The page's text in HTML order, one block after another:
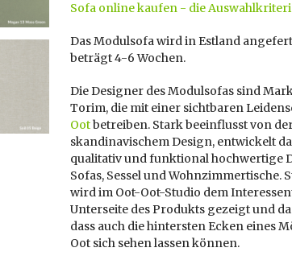
Sofa online kaufen - die
Das Modulsofa wird in Estland
beträgt 4-6 Wochen.
Die Designer des Modulsofas sind
Torim, die mit einer sichtbaren
Ootbetreiben. Stark beeinflusst von
skandinavischem Design, entwickelt
qualitativ und funktional hochwertige
Sofas, Sessel und Wohnzimmertische.
wird im Oot-Oot-Studio dem
Unterseite des Produkts gezeigt und
dass auch die hintersten Ecken eines
Oot sich sehen lassen können.